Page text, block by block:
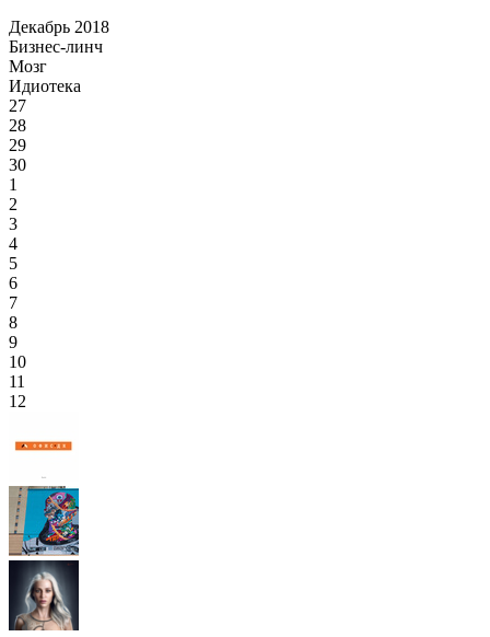
Декабрь 2018
Бизнес-линч
Мозг
Идиотека
27
28
29
30
1
2
3
4
5
6
7
8
9
10
11
12